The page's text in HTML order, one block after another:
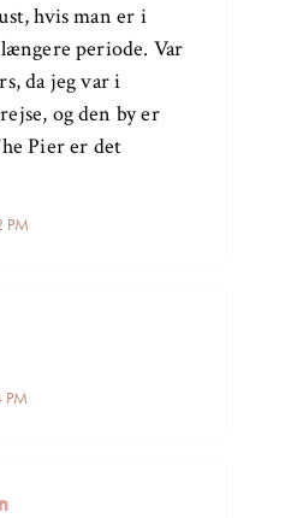
PM
hvis man er i
periode. Var
da jeg var i
og den by er
Pier er det
PM